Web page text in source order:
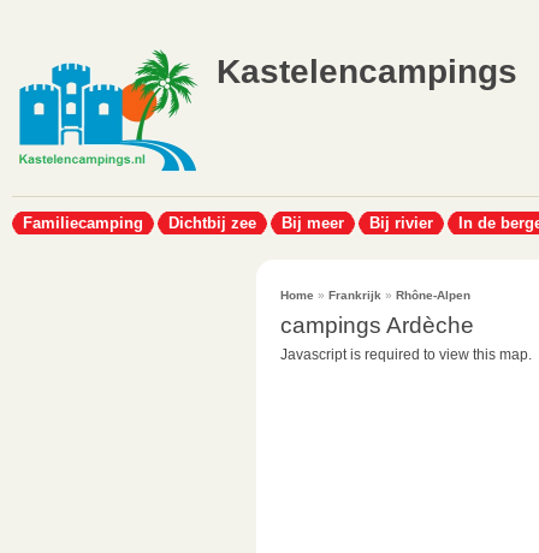
Kastelencampings
Familiecamping Dichtbij zee Bij meer Bij rivier In de
Home » Frankrijk » Rhône-Alpen
campings Ardèche
Javascript is required to view this map.